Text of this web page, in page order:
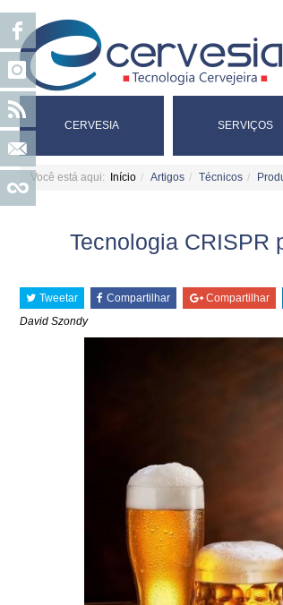
CERVESIA SERVIÇOS
Você está aqui: Início Artigos Técnicos
Tecnologia CRISPR
Tweetar Compartilhar Compartilhar
David Szondy